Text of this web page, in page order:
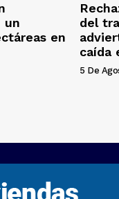
un
en
del
caída
5 De